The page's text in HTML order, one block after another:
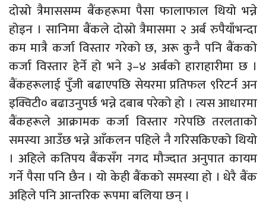
दोस्रो त्रैमाससम्म बैंकहरूमा पैसा फालाफाल थियो भन्ने
होइन । सानिमा बैंकले दोस्रो त्रैमासमा २ अर्ब रुपैयाँभन्दा
कम मात्रै कर्जा विस्तार गरेको छ, अरू कुनै पनि बैंकको
कर्जा विस्तार हेर्ने हो भने ३–४ अर्बको हाराहारीमा छ ।
बैंकहरूलाई पुँजी बढाएपछि सेयरमा प्रतिफल ९रिटर्न अन
इक्विटी० बढाउनुपर्छ भन्ने दबाब परेको हो । त्यस आधारमा
बैंकहरूले आक्रामक कर्जा विस्तार गरेपछि तरलताको
समस्या आउँछ भन्ने आँकलन पहिले नै गरिसकिएको थियो
। अहिले कतिपय बैंकसँग नगद मौज्दात अनुपात कायम
गर्ने पैसा पनि छैन । यो केही बैंकको समस्या हो । धेरै बैंक
अहिले पनि आन्तरिक रूपमा बलिया छन् ।